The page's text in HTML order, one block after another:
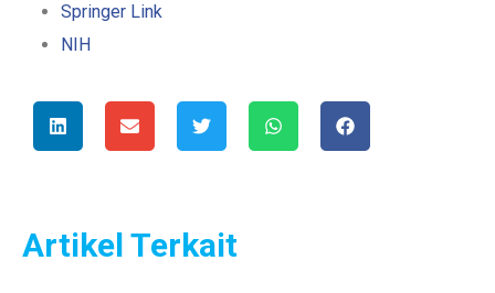
Springer Link
NIH
Artikel Terkait